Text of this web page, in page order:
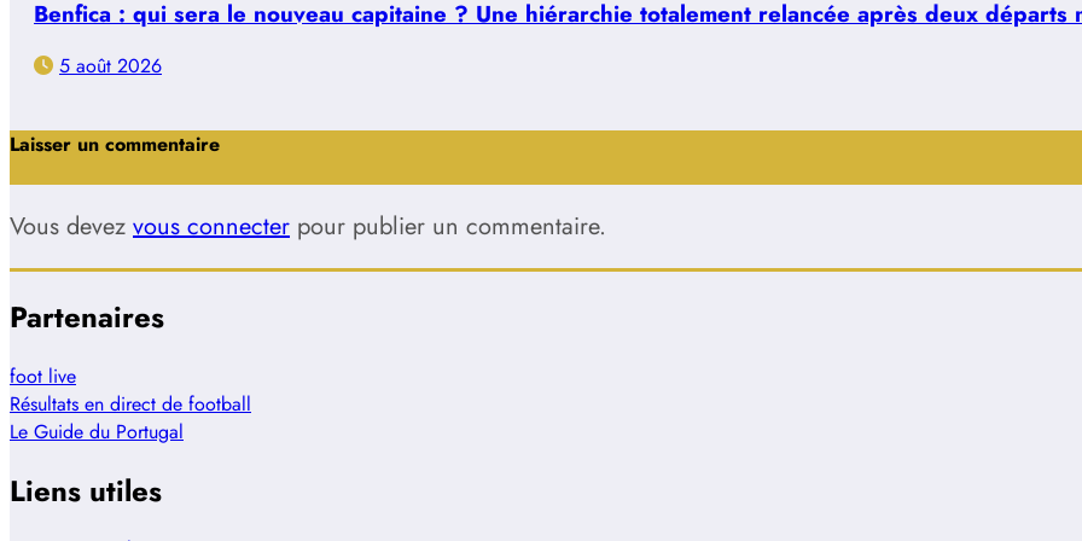
Benfica : qui sera le nouveau capitaine ? Une hiérarchie totalement relancée après deux départs
5 août 2026
Laisser un commentaire
Vous devez vous connecter pour publier un commentaire.
Partenaires
foot live
Résultats en direct de football
Le Guide du Portugal
Liens utiles